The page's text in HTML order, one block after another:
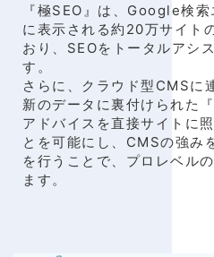
『極SEO』は、Google検
に表示される約20万サイト
おり、SEOをトータルアシ
す。
さらに、クラウド型CMSに
新のデータに裏付けられた
アドバイスを直接サイトに
とを可能にし、CMSの強み
を行うことで、プロレベル
ます。